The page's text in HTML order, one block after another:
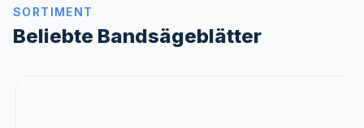
SORTIMENT
Beliebte Bandsägeblätter